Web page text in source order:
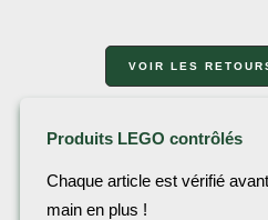
VOIR LES
Produits LEGO contrôlés
Chaque article est vérifié
main en plus !